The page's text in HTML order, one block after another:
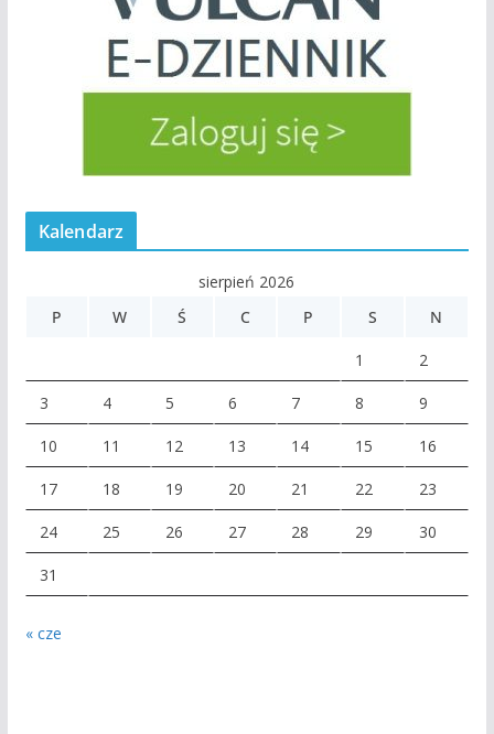
Kalendarz
sierpień 2026
P
W Ś C P S N
1 2
3 4 5 6 7 8 9
10 11 12 13 14 15 16
17 18 19 20 21 22 23
24 25 26 27 28 29 30
31
« cze